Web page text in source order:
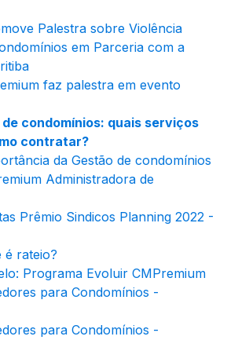
Palestra sobre Violência
em Parceria com a
faz palestra em evento
condomínios: quais serviços
contratar?
da Gestão de condomínios
Administradora de
Prêmio Sindicos Planning 2022 -
é rateio?
Programa Evoluir CMPremium
para Condomínios -
para Condomínios -